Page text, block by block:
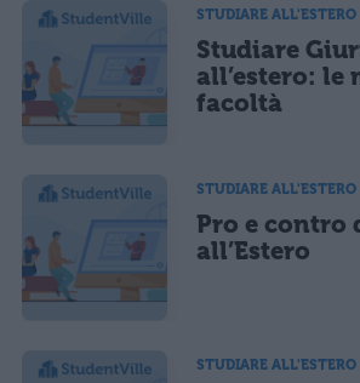
Ho letto e acconsento l'informativasulla
Acconsento all'uso dei miei dati da
marketing diretto con modalità
CONFERMA E PUBBLICA
STUDIARE ALL'ESTERO
Studiare
all’estero: le
facoltà
STUDIARE ALL'ESTERO
Pro e contro
all’Estero
STUDIARE ALL'ESTERO